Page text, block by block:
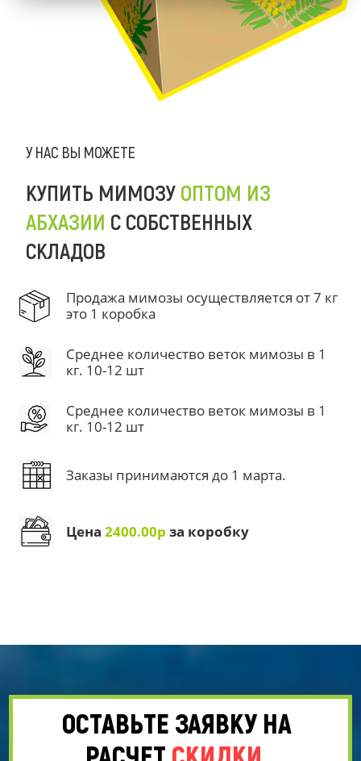
У НАС ВЫ МОЖЕТЕ
КУПИТЬ МИМОЗУ ОПТОМ ИЗ
АБХАЗИИ С СОБСТВЕННЫХ
СКЛАДОВ
Продажа мимозы осуществляется от 7 кг
это 1 коробка
Среднее количество веток мимозы в 1
кг. 10-12 шт
Среднее количество веток мимозы в 1
кг. 10-12 шт
Заказы принимаются до 1 марта.
Цена2400.00р за коробку
ОСТАВЬТЕ ЗАЯВКУ НА